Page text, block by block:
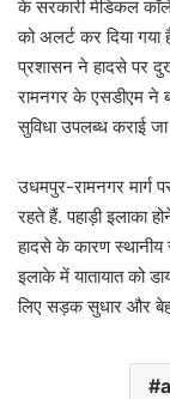
के सरकारी मेडिकल
को अलर्ट कर दिया गया
प्रशासन ने हादसे पर
रामनगर के एसडीएम ने
सुविधा उपलब्ध कराई जा
उधमपुर-रामनगर मार्ग
रहते हैं. पहाड़ी इलाका
हादसे के कारण
इलाके में यातायात को
लिए सड़क सुधार और